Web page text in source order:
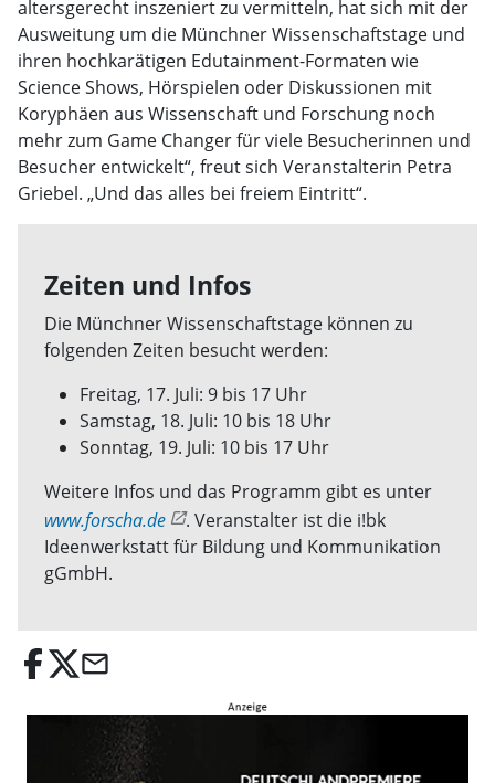
altersgerecht inszeniert zu vermitteln, hat sich mit der
Ausweitung um die Münchner Wissenschaftstage und
ihren hochkarätigen Edutainment-Formaten wie
Science Shows, Hörspielen oder Diskussionen mit
Koryphäen aus Wissenschaft und Forschung noch
mehr zum Game Changer für viele Besucherinnen und
Besucher entwickelt“, freut sich Veranstalterin Petra
Griebel. „Und das alles bei freiem Eintritt“.
Zeiten und Infos
Die Münchner Wissenschaftstage können zu
folgenden Zeiten besucht werden:
Freitag, 17. Juli: 9 bis 17 Uhr
Samstag, 18. Juli: 10 bis 18 Uhr
Sonntag, 19. Juli: 10 bis 17 Uhr
Weitere Infos und das Programm gibt es unter
www.forscha.de
. Veranstalter ist die i!bk
Ideenwerkstatt für Bildung und Kommunikation
gGmbH.
email